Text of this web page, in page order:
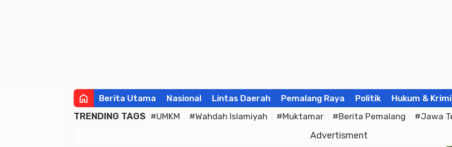
home Berita Utama Nasional Lintas Daerah Pemalang Raya Politik Hukum &
TRENDING TAGS #UMKM #Wahdah Islamiyah #Muktamar #Berita Pemalang #Jawa
Advertisment